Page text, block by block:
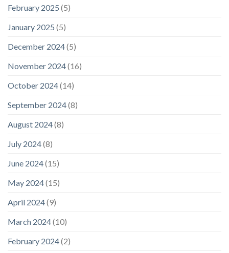
February 2025 (5)
January 2025 (5)
December 2024(5)
November 2024(16)
October 2024(14)
September 2024(8)
August 2024(8)
July 2024(8)
June 2024(15)
May 2024(15)
April 2024(9)
March 2024(10)
February 2024(2)